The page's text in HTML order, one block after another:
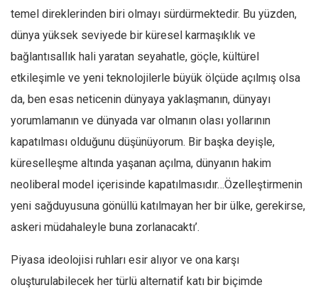
» Yazar arşivi
Bu Sayı
Tüm Sayılar
Kategoriler
Kültür Sanat
Kitap
Karisi kitap sualleri
7 soruda bu hafta
Ekonomi
Manzara
Sağlık
temel direklerinden biri olmayı sürdürmektedir. Bu yüzden,
dünya yüksek seviyede bir küresel karmaşıklık ve
bağlantısallık hali yaratan seyahatle, göçle, kültürel
etkileşimle ve yeni teknolojilerle büyük ölçüde açılmış olsa
da, ben esas neticenin dünyaya yaklaşmanın, dünyayı
yorumlamanın ve dünyada var olmanın olası yollarının
kapatılması olduğunu düşünüyorum. Bir başka deyişle,
küreselleşme altında yaşanan açılma, dünyanın hakim
neoliberal model içerisinde kapatılmasıdır…Özelleştirmenin
yeni sağduyusuna gönüllü katılmayan her bir ülke, gerekirse,
askeri müdahaleyle buna zorlanacaktı’.
Piyasa ideolojisi ruhları esir alıyor ve ona karşı
oluşturulabilecek her türlü alternatif katı bir biçimde